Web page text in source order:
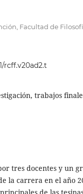
Facultad de
rcff.v20ad2.t
trabajos
tres docentes y un
la carrera en el año